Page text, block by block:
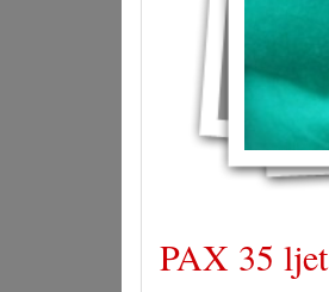
PAX 35 ljet